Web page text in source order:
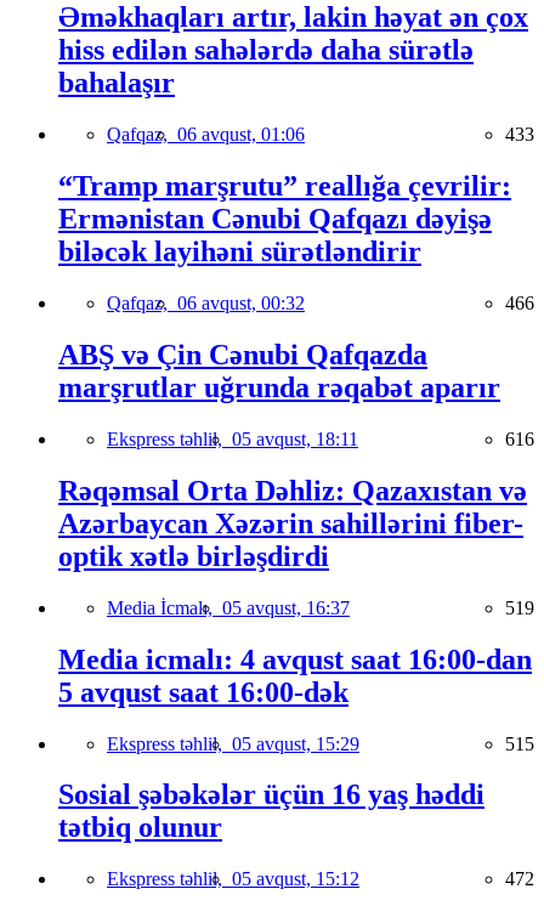
Əməkhaqları artır, lakin həyat ən çox
hiss edilən sahələrdə daha sürətlə
bahalaşır
Qafqaz, 06 avqust, 01:06 433
“Tramp marşrutu” reallığa çevrilir:
Ermənistan Cənubi Qafqazı dəyişə
biləcək layihəni sürətləndirir
Qafqaz, 06 avqust, 00:32 466
ABŞ və Çin Cənubi Qafqazda
marşrutlar uğrunda rəqabət aparır
Ekspress təhlil, 05 avqust, 18:11 616
Rəqəmsal Orta Dəhliz: Qazaxıstan və
Azərbaycan Xəzərin sahillərini fiber-
optik xətlə birləşdirdi
Media İcmalı, 05 avqust, 16:37 519
Media icmalı: 4 avqust saat 16:00-dan
5 avqust saat 16:00-dək
Ekspress təhlil, 05 avqust, 15:29 515
Sosial şəbəkələr üçün 16 yaş həddi
tətbiq olunur
Ekspress təhlil, 05 avqust, 15:12 472